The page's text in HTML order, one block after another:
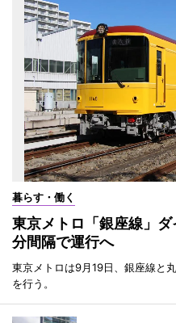
暮らす・働く
東京メトロ「銀座線」
分間隔で運行へ
東京メトロは9月19日、銀座線と
を行う。